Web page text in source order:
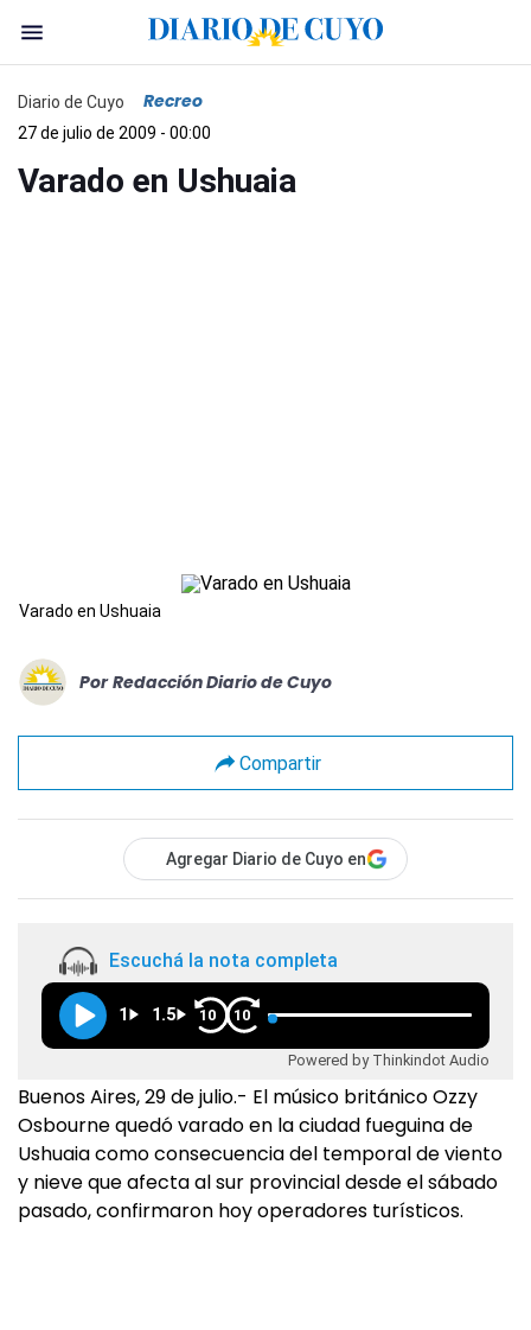
Diario de Cuyo Recreo
27 de julio de 2009 - 00:00
Varado en Ushuaia
Varado en Ushuaia
Por Redacción Diario de Cuyo
Compartir
Agregar Diario de Cuyo en
Escuchá la nota completa
1 1.5 10 10
Powered by Thinkindot Audio
Buenos Aires, 29 de julio.- El músico británico Ozzy
Osbourne quedó varado en la ciudad fueguina de
Ushuaia como consecuencia del temporal de viento
y nieve que afecta al sur provincial desde el sábado
pasado, confirmaron hoy operadores turísticos.